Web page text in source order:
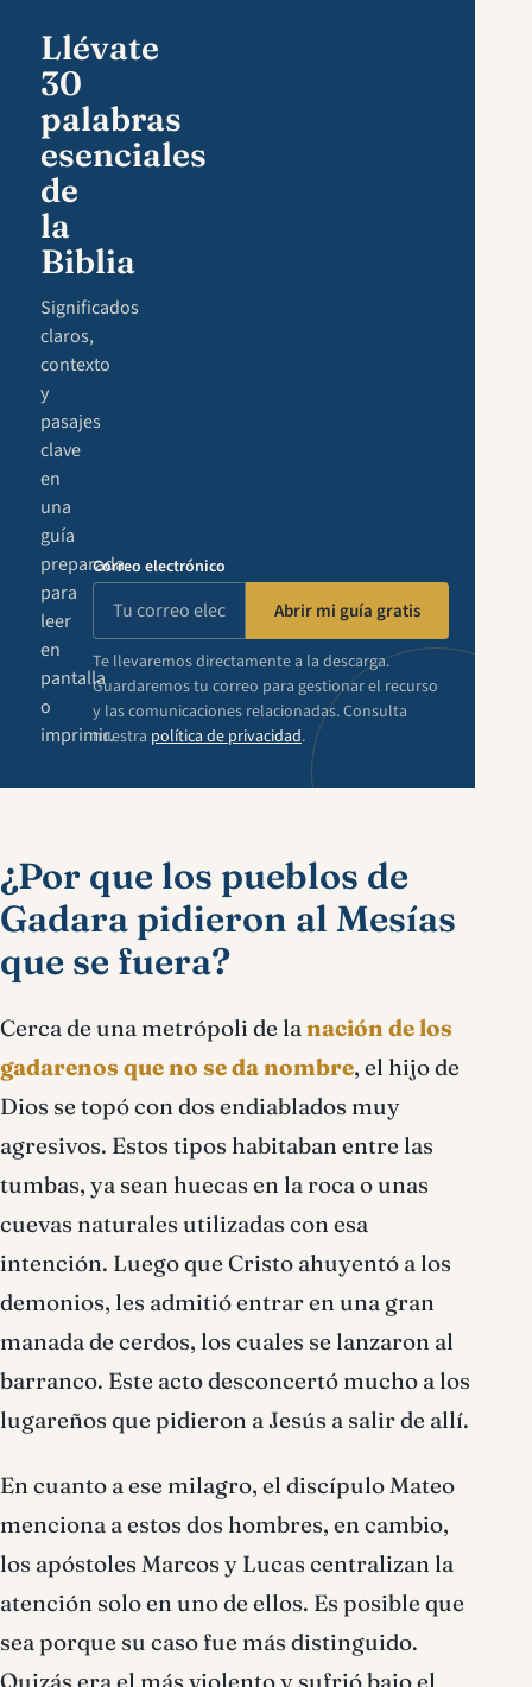
Llévate
30
palabras
esenciales
de
la
Biblia
Significados
claros,
contexto
y
pasajes
clave
en
una
guía
preparada
para
leer
en
pantalla
o
imprimir.
Correo electrónico
Abrir mi guía gratis
Te llevaremos directamente a la descarga.
Guardaremos tu correo para gestionar el recurso
y las comunicaciones relacionadas. Consulta
nuestra política de privacidad.
¿Por que los pueblos de
Gadara pidieron al Mesías
que se fuera?
Cerca de una metrópoli de lanación de los
gadarenos que no se da nombre, el hijo de
Dios se topó con dos endiablados muy
agresivos. Estos tipos habitaban entre las
tumbas, ya sean huecas en la roca o unas
cuevas naturales utilizadas con esa
intención. Luego que Cristo ahuyentó a los
demonios, les admitió entrar en una gran
manada de cerdos, los cuales se lanzaron al
barranco. Este acto desconcertó mucho a los
lugareños que pidieron a Jesús a salir de allí.
En cuanto a ese milagro, el discípulo Mateo
menciona a estos dos hombres, en cambio,
los apóstoles Marcos y Lucas centralizan la
atención solo en uno de ellos. Es posible que
sea porque su caso fue más distinguido.
Quizás era el más violento y sufrió bajo el